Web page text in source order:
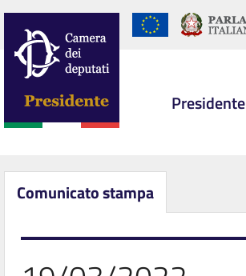
Presidente
Comunicato stampa